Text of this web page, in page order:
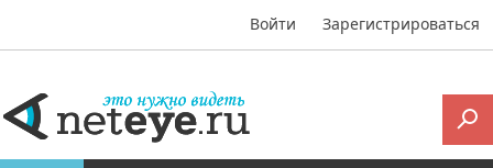
Войти Зарегистрироваться